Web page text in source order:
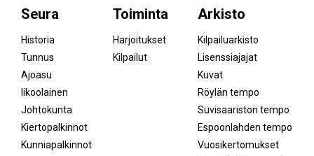
Seura
Historia
Tunnus
Ajoasu
Iikoolainen
Johtokunta
Kiertopalkinnot
Kunniapalkinnot
Toiminta
Harjoitukset
Kilpailut
Arkisto
Kilpailuarkisto
Lisenssiajajat
Kuvat
Röylän tempo
Suvisaariston tempo
Espoonlahden tempo
Vuosikertomukset